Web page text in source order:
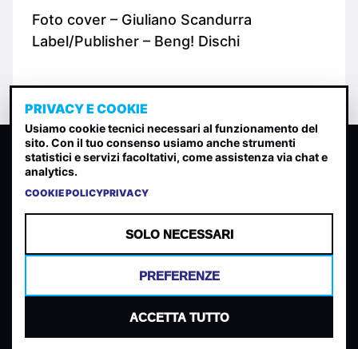
Foto cover – Giuliano Scandurra
Label/Publisher – Beng! Dischi
CLASSIFICA INDIE
Classifica per indice di gradimento generata dall analisi di
COOKIES PREFERENZE COOKIES
PRIVACY E COOKIE
Usiamo cookie tecnici necessari al funzionamento del
sito. Con il tuo consenso usiamo anche strumenti
statistici e servizi facoltativi, come assistenza via chat e
analytics.
COOKIE POLICYPRIVACY
SOLO NECESSARI
PREFERENZE
ACCETTA TUTTO